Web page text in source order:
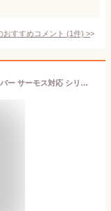
おすすめコメント (1件) >
【現役ママさん監修】水筒 底カバー 水筒カバー サーモス対応 シリコン 2個セット [LICOM] … (800ml・1000ml・1500ml用（直径9cm用）, ブラック)